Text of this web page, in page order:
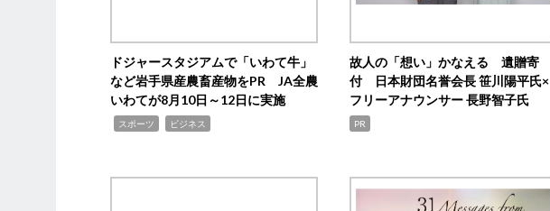
ドジャースタジアムで「いわて牛」
など岩手県産農畜産物をPR JA全農
いわてが8月10日～12日に実施
スポーツ ビジネス
故人の「想い」かなえる 遺贈寄
付 日本財団名誉会長 笹川陽平氏×
フリーアナウンサー 長野智子氏
PR